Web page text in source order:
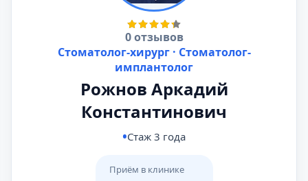
0 отзывов
Стоматолог-хирург · Стоматолог-
имплантолог
Рожнов Аркадий
Константинович
Стаж 3 года
Приём в клинике